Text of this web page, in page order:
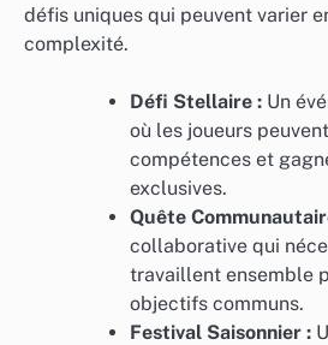
défis uniques qui peuvent varier
complexité.
Défi Stellaire : Un
où les joueurs
compétences et
exclusives.
Quête
collaborative qui
travaillent ensemble
objectifs communs.
Festival Saisonnier :